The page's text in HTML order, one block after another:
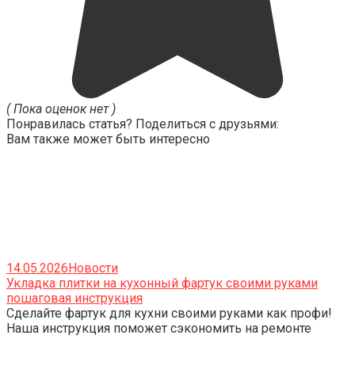
( Пока оценок нет )
Понравилась статья? Поделиться с друзьями:
Вам также может быть интересно
14.05.2026 Новости
Укладка плитки на кухонный фартук своими руками
пошаговая инструкция
Сделайте фартук для кухни своими руками как профи!
Наша инструкция поможет сэкономить на ремонте